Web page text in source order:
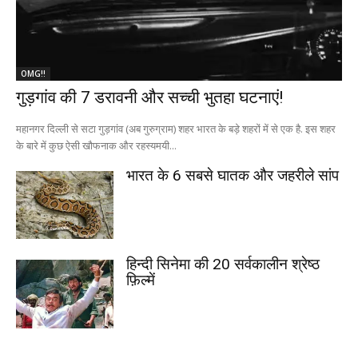
OMG!!
गुड़गांव की 7 डरावनी और सच्ची भुतहा घटनाएं!
महानगर दिल्ली से सटा गुड़गांव (अब गुरुग्राम) शहर भारत के बड़े शहरों में से एक है. इस शहर
के बारे में कुछ ऐसी खौफनाक और रहस्यमयी...
भारत के 6 सबसे घातक और जहरीले सांप
हिन्दी सिनेमा की 20 सर्वकालीन श्रेष्ठ
फ़िल्में